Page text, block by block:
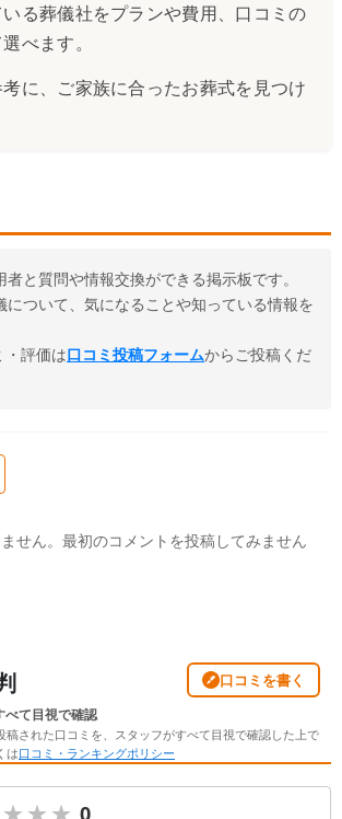
る葬儀社をプランや費用、口コミの
べます。
に、ご家族に合ったお葬式を見つけ
と質問や情報交換ができる掲示板です。
について、気になることや知っている情報を
評価は口コミ投稿フォームからご投稿くだ
せん。最初のコメントを投稿してみません
口コミを書く
べて目視で確認
稿された口コミを、スタッフがすべて目視で確認した上で
は口コミ・ランキングポリシー
0